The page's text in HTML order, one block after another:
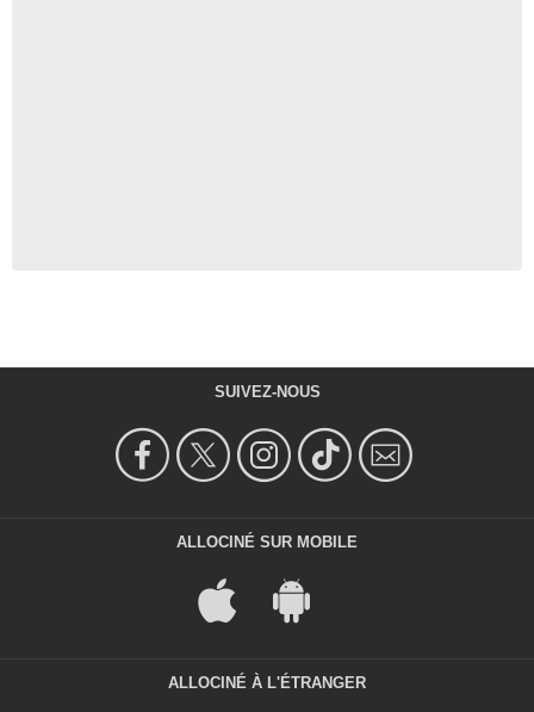
SUIVEZ-NOUS
ALLOCINÉ SUR MOBILE
ALLOCINÉ À L'ÉTRANGER